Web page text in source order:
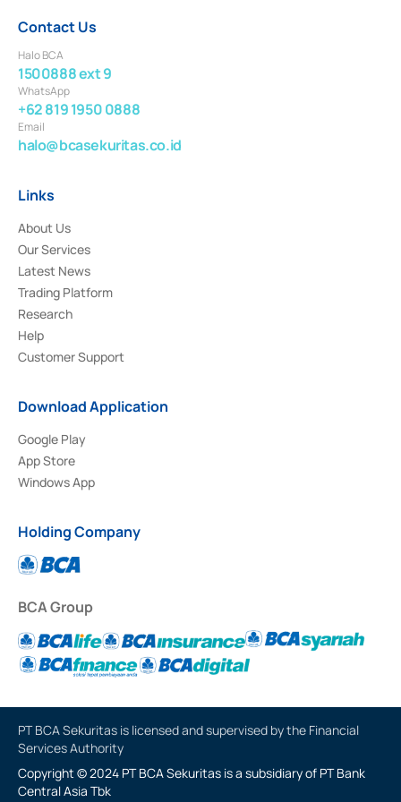
Contact Us
Halo BCA
1500888 ext 9
WhatsApp
+62 819 1950 0888
Email
halo@bcasekuritas.co.id
Links
About Us
Our Services
Latest News
Trading Platform
Research
Help
Customer Support
Download Application
Google Play
App Store
Windows App
Holding Company
BCA Group
PT BCA Sekuritas is licensed and supervised by the Financial
Services Authority
Copyright © 2024 PT BCA Sekuritas is a subsidiary of PT Bank
Central Asia Tbk